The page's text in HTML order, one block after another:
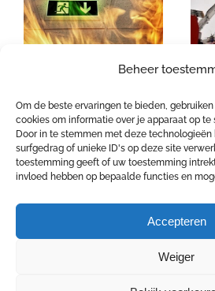
Beheer
Om de beste ervaringen te bieden,
cookies om informatie over je apparaat op
Door in te stemmen met deze
surfgedrag of unieke ID's op deze site
toestemming geeft of uw toestemming
invloed hebben op bepaalde functies en
Accepteren
Weiger
voorbereiding bij
een noodsituatie